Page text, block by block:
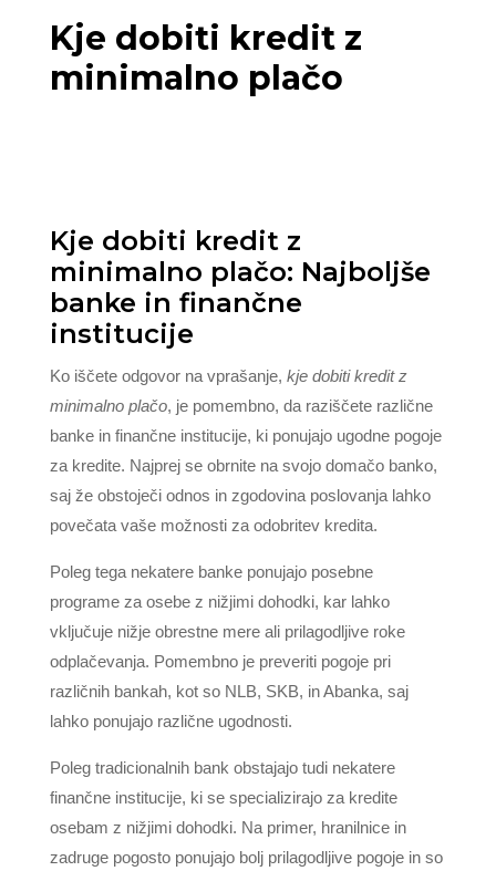
Kje dobiti kredit z
minimalno plačo
Kje dobiti kredit z
minimalno plačo: Najboljše
banke in finančne
institucije
Ko iščete odgovor na vprašanje, kje dobiti kredit z
minimalno plačo, je pomembno, da raziščete različne
banke in finančne institucije, ki ponujajo ugodne pogoje
za kredite. Najprej se obrnite na svojo domačo banko,
saj že obstoječi odnos in zgodovina poslovanja lahko
povečata vaše možnosti za odobritev kredita.
Poleg tega nekatere banke ponujajo posebne
programe za osebe z nižjimi dohodki, kar lahko
vključuje nižje obrestne mere ali prilagodljive roke
odplačevanja. Pomembno je preveriti pogoje pri
različnih bankah, kot so NLB, SKB, in Abanka, saj
lahko ponujajo različne ugodnosti.
Poleg tradicionalnih bank obstajajo tudi nekatere
finančne institucije, ki se specializirajo za kredite
osebam z nižjimi dohodki. Na primer, hranilnice in
zadruge pogosto ponujajo bolj prilagodljive pogoje in so